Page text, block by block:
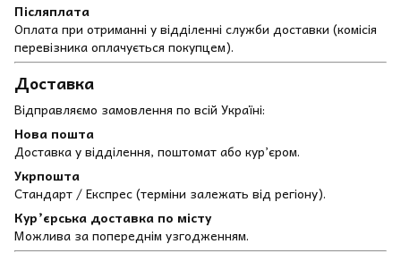
Післяплата
Оплата при отриманні у відділенні служби доставки (комісія
перевізника оплачується покупцем).
Доставка
Відправляємо замовлення по всій Україні:
Нова пошта
Доставка у відділення, поштомат або кур’єром.
Укрпошта
Стандарт / Експрес (терміни залежать від регіону).
Кур’єрська доставка по місту
Можлива за попереднім узгодженням.